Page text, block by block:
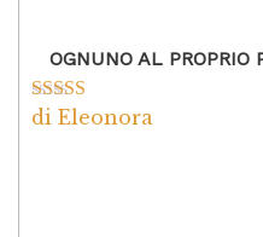
OGNUNO AL PROPRIO
Valutato5su
di Eleonora